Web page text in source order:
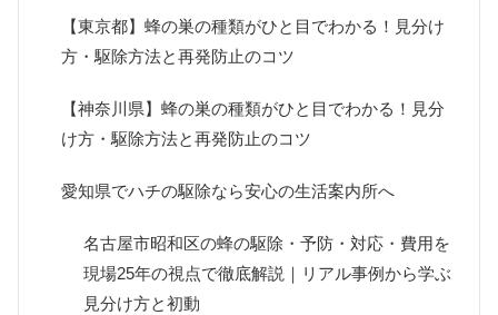
【東京都】蜂の巣の種類がひと目でわかる！見分け
方・駆除方法と再発防止のコツ
【神奈川県】蜂の巣の種類がひと目でわかる！見分
け方・駆除方法と再発防止のコツ
愛知県でハチの駆除なら安心の生活案内所へ
名古屋市昭和区の蜂の駆除・予防・対応・費用を
現場25年の視点で徹底解説｜リアル事例から学ぶ
見分け方と初動